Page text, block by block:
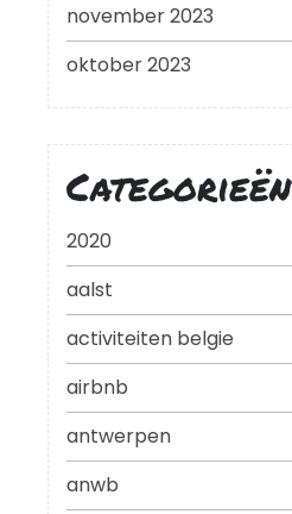
november 2023
oktober 2023
Categorieën
2020
aalst
activiteiten belgie
airbnb
antwerpen
anwb